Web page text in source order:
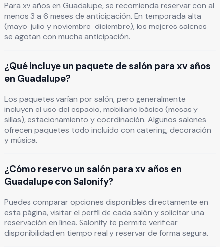
Para xv años en Guadalupe, se recomienda reservar con al
menos 3 a 6 meses de anticipación. En temporada alta
(mayo-julio y noviembre-diciembre), los mejores salones
se agotan con mucha anticipación.
¿Qué incluye un paquete de salón para xv años
en Guadalupe?
Los paquetes varían por salón, pero generalmente
incluyen el uso del espacio, mobiliario básico (mesas y
sillas), estacionamiento y coordinación. Algunos salones
ofrecen paquetes todo incluido con catering, decoración
y música.
¿Cómo reservo un salón para xv años en
Guadalupe con Salonify?
Puedes comparar opciones disponibles directamente en
esta página, visitar el perfil de cada salón y solicitar una
reservación en línea. Salonify te permite verificar
disponibilidad en tiempo real y reservar de forma segura.